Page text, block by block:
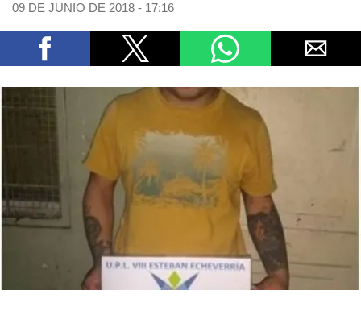
09 DE JUNIO DE 2018 - 17:16